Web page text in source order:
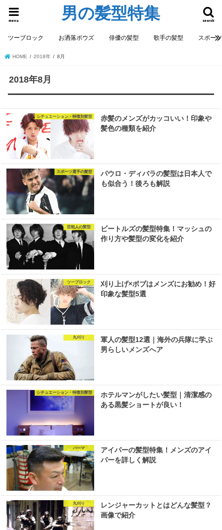
男の髪型特集 search
menu
ツーブロック お洒落ボウズ 俳優の髪型 歌手の髪型 スポー
HOME 2018年 8月
2018年8月
シチュエーション・特徴別髪型
赤髪のメンズがカッコいい！印象や
髪色の種類を紹介
スポーツ選手の髪型
パウロ・ディバラの髪型は日本人で
も似合う！後ろも解説
芸能人の髪型
ビートルズの髪型特集！マッシュの
作り方や髪型の変化を紹介
ツーブロック
刈り上げ×ボブはメンズにお勧め！好
印象な髪型5選
丸刈り
軍人の髪型12選｜海外の兵隊に学ぶ
男らしいメンズへア
シチュエーション・特徴別髪型
ホテルマンがしたい髪型｜清潔感の
ある黒髪ショートが良い！
パーマ
アイパーの髪型特集！メンズのアイ
パーを詳しく解説
丸刈り
レンジャーカットとはどんな髪型？
画像で紹介